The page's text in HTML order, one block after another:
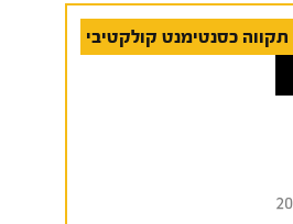
תקווה כסנטימנט קולקטיבי